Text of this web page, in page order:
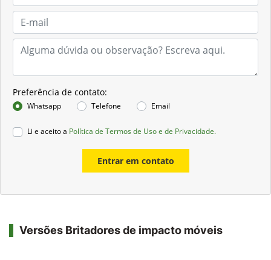
Preferência de contato:
Whatsapp Telefone Email
Li e aceito a Política de Termos de Uso e de Privacidade.
Entrar em contato
Versões Britadores de impacto móveis